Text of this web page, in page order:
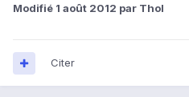
Modifié 1 août 2012 par Thol
Citer